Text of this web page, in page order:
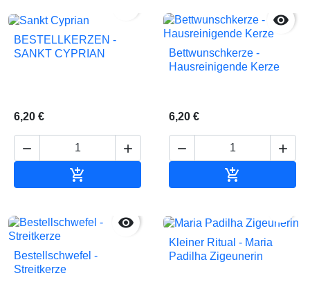
BESTELLKERZEN -
SANKT CYPRIAN
6,20 €
 


Bettwunschkerze -
Hausreinigende Kerze
6,20 €
 


Bestellschwefel -
Streitkerze
Kleiner Ritual - Maria
Padilha Zigeunerin